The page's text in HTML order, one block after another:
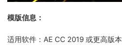
模版信息：
适用软件：AE CC 2019 或更高版本